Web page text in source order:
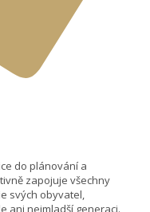
do plánování a
zapojuje všechny
svých obyvatel,
ani nejmladší generaci.